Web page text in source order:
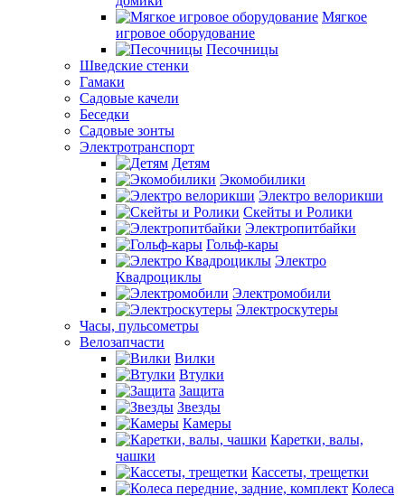
Мягкое
игровое оборудование
Песочницы
Шведские стенки
Гамаки
Садовые качели
Беседки
Садовые зонты
Электротранспорт
Детям
Экомобилики
Электро велорикши
Скейты и Ролики
Электропитбайки
Гольф-кары
Электро
Квадроциклы
Электромобили
Электроскутеры
Часы, пульсометры
Велозапчасти
Вилки
Втулки
Защита
Звезды
Камеры
Каретки, валы,
чашки
Кассеты, трещетки
Колеса